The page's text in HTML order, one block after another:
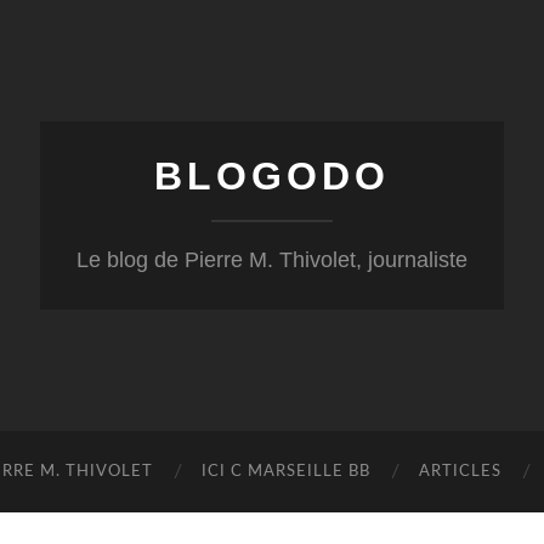
BLOGODO
Le blog de Pierre M. Thivolet, journaliste
M. THIVOLET ICI C MARSEILLE BB ARTICLES